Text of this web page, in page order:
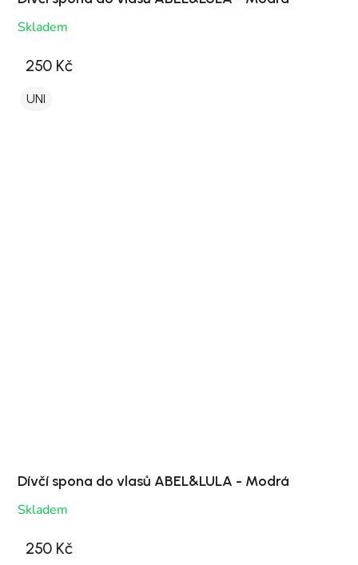
Skladem
250 Kč
UNI
Dívčí spona do vlasů ABEL&LULA - Modrá
Skladem
250 Kč